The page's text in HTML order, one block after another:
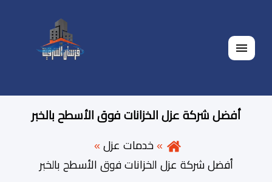
القائمة
أفضل شركة عزل الخزانات فوق الأسطح بالخبر
خدمات عزل
أفضل شركة عزل الخزانات فوق الأسطح بالخبر